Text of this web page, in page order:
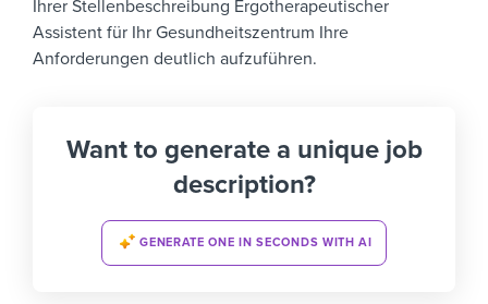
Ihrer Stellenbeschreibung Ergotherapeutischer
Assistent für Ihr Gesundheitszentrum Ihre
Anforderungen deutlich aufzuführen.
Want to generate a unique job
description?
GENERATE ONE IN SECONDS WITH AI